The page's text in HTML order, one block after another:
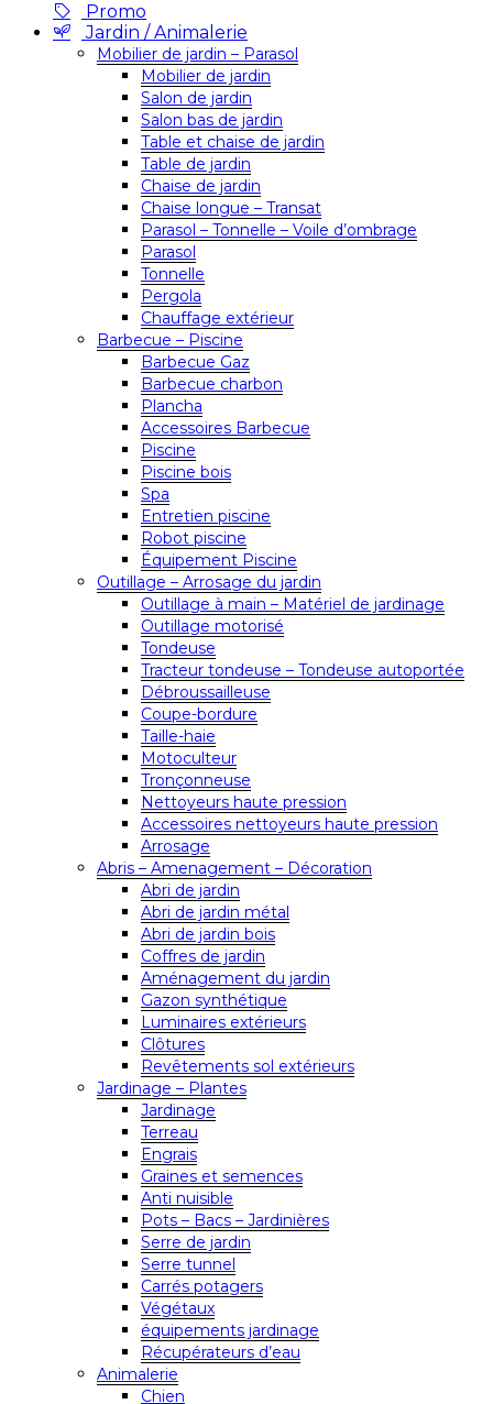
Promo
Jardin / Animalerie
Mobilier de jardin – Parasol
Mobilier de jardin
Salon de jardin
Salon bas de jardin
Table et chaise de jardin
Table de jardin
Chaise de jardin
Chaise longue – Transat
Parasol – Tonnelle – Voile d’ombrage
Parasol
Tonnelle
Pergola
Chauffage extérieur
Barbecue – Piscine
Barbecue Gaz
Barbecue charbon
Plancha
Accessoires Barbecue
Piscine
Piscine bois
Spa
Entretien piscine
Robot piscine
Équipement Piscine
Outillage – Arrosage du jardin
Outillage à main – Matériel de jardinage
Outillage motorisé
Tondeuse
Tracteur tondeuse – Tondeuse autoportée
Débroussailleuse
Coupe-bordure
Taille-haie
Motoculteur
Tronçonneuse
Nettoyeurs haute pression
Accessoires nettoyeurs haute pression
Arrosage
Abris – Amenagement – Décoration
Abri de jardin
Abri de jardin métal
Abri de jardin bois
Coffres de jardin
Aménagement du jardin
Gazon synthétique
Luminaires extérieurs
Clôtures
Revêtements sol extérieurs
Jardinage – Plantes
Jardinage
Terreau
Engrais
Graines et semences
Anti nuisible
Pots – Bacs – Jardinières
Serre de jardin
Serre tunnel
Carrés potagers
Végétaux
équipements jardinage
Récupérateurs d’eau
Animalerie
Chien